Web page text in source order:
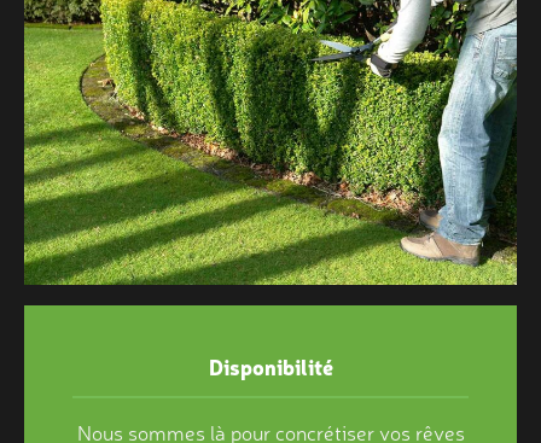
Disponibilité
Nous sommes là pour concrétiser vos rêves